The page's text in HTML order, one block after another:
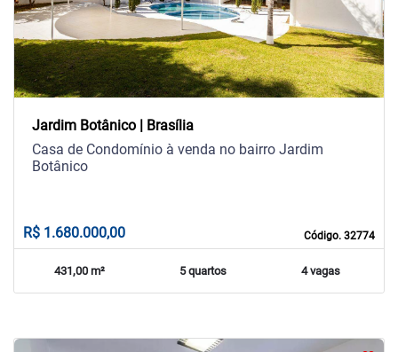
Jardim Botânico | Brasília
Código. 32774
Casa de Condomínio à venda no bairro Jardim
Botânico
R$ 1.680.000,00
431,00 m² 5 quartos 4 vagas